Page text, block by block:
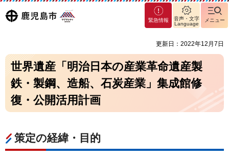
鹿児島
マグ
マシ
緊急情報
音声・文字
Language
メニュー
更新日：2022年12月7日
世界遺産「明治日本の産業革命遺産製
鉄・製鋼、造船、石炭産業」集成館修
復・公開活用計画
策定の経緯・目的